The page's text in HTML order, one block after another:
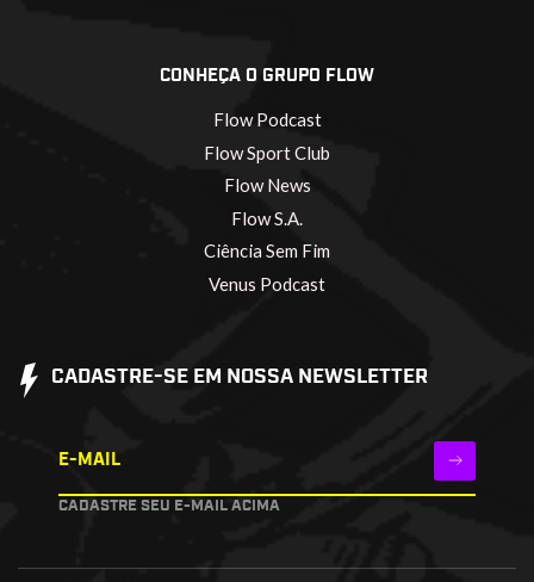
CONHEÇA O GRUPO FLOW
Flow Podcast
Flow Sport Club
Flow News
Flow S.A.
Ciência Sem Fim
Venus Podcast
CADASTRE-SE EM NOSSA NEWSLETTER
E-MAIL
CADASTRE SEU E-MAIL ACIMA